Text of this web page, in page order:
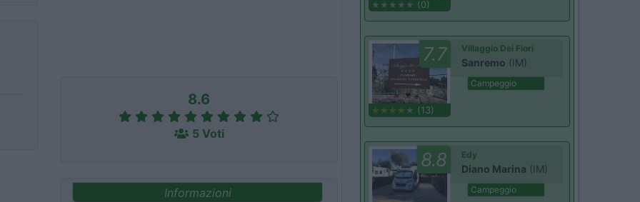
8.6
5 Voti
Informazioni
(0)
7.7
(13)
Villaggio Dei Fiori
Sanremo (IM)
Campeggio
8.8 Edy
Diano Marina (IM)
Campeggio